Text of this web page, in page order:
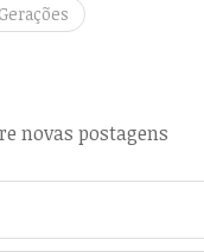
novas postagens